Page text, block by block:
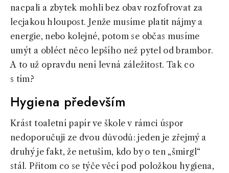
nacpali a zbytek mohli bez obav rozfofrovat za
lecjakou hloupost. Jenže musíme platit nájmy a
energie, nebo kolejné, potom se občas musíme
umýt a obléct něco lepšího než pytel od brambor.
A to už opravdu není levná záležitost. Tak co
s tím?
Hygiena především
Krást toaletní papír ve škole v rámci úspor
nedoporučuji ze dvou důvodů: jeden je zřejmý a
druhý je fakt, že netuším, kdo by o ten „šmirgl“
stál. Přitom co se týče věcí pod položkou hygiena,